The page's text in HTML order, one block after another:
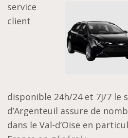
service
client
disponible 24h/24 et 7j/7 le
d’Argenteuil assure de
dans le Val-d’Oise en